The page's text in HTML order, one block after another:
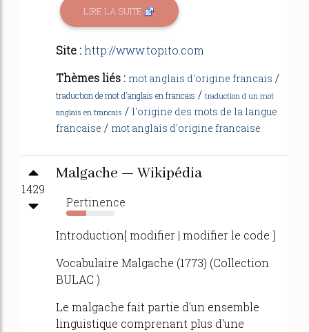
LIRE LA SUITE
Site :http://www.topito.com
Thèmes liés : mot anglais d'origine francais /
traduction de mot d'anglais en francais / traduction d un mot
anglais en francais / l'origine des mots de la langue
francaise / mot anglais d'origine francaise
1429
Malgache — Wikipédia
Pertinence
41%
Introduction[ modifier | modifier le code ]
Vocabulaire Malgache (1773) (Collection
BULAC )
Le malgache fait partie d'un ensemble
linguistique comprenant plus d'une